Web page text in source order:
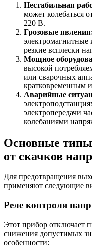
Нестабильная
может колебаться
220 В.
Грозовые явления:
электромагнитные
резкие всплески
Мощное
высокой
или сварочных
кратковременным
Аварийные
электропередачи
колебаниями
Основные типы
от скачков
Для предотвращения
применяют следующие
Реле контроля
Этот прибор отключает
снижения допустимых
особенности: